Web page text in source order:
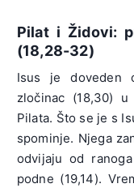
Pilat i Židovi:
(18,28-32)
Isus je doveden
zločinac (18,30)
Pilata. Što se je s
spominje. Njega
odvijaju od
podne (19,14).